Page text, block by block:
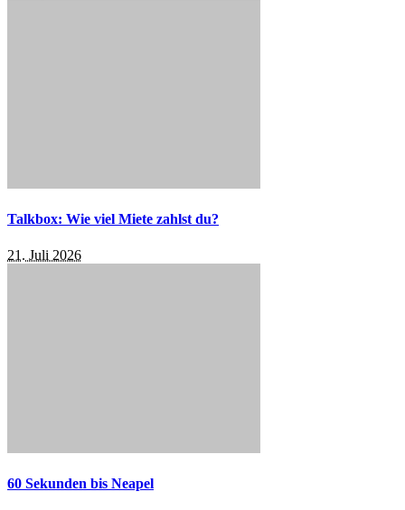
Talkbox: Wie viel Miete zahlst du?
21. Juli 2026
60 Sekunden bis Neapel